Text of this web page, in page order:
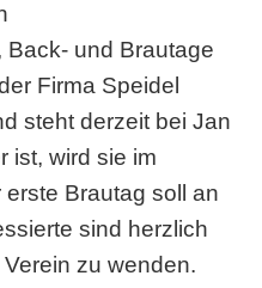
und Brautage
Firma Speidel
steht derzeit bei Jan
ist, wird sie im
Brautag soll an
sind herzlich
zu wenden.